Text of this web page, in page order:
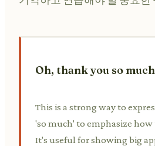
Oh, thank you so
This is a strong way to
'so much' to emphasize
It's useful for showing big